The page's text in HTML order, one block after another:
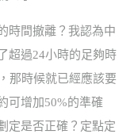
時間撤離？我認為中
超過24小時的足夠時
那時候就已經應該要
可增加50%的準確
定是否正確？定點定